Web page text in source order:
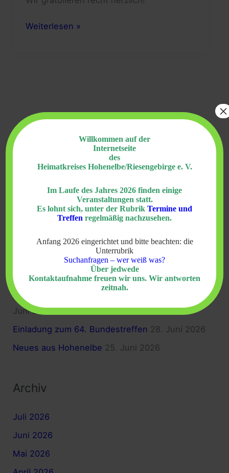
Unserem
Weiterlesen »
S
c
h
Neueste Beiträge
Vertrieben, nicht geflüchtet. Die Geschichte der
Sudetendeutschen 23. Juli 2026
Impressionen vom Heimattreffen im Kleinen
Elbetal 2026 3. Juli 2026
Neues Gemeindezentrum in Mittellangenau
Juni 2026
Einladung zum 64. Bundestreffen 28. Juni 2026
Neues aus Hohenelbe 25. Juni 2026
Archiv
Juli 2026
Juni 2026
Mai 2026
Willkommen auf der
Internetseite
des
Heimatkreises Hohenelbe/Riesengebirge e. V.
Im Laufe des Jahres 2026 finden einige
Veranstaltungen statt.
Es lohnt sich, unter der Rubrik Termine und
Treffen regelmäßig nachzusehen.
Anfang 2026 eingerichtet und bitte beachten: die
Unterrubrik
Suchanfragen – wer weiß was?
Über jedwede
Kontaktaufnahme freuen wir uns. Wir antworten
zeitnah.
×